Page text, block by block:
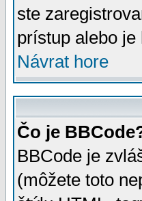
ste
prístup alebo je
Návrat hore
Čo je
BBCode je
(môžete toto